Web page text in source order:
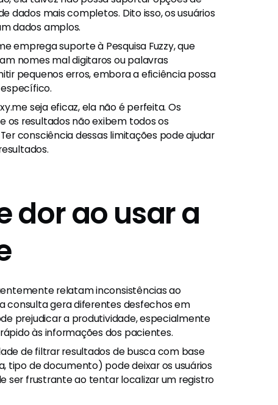
dados mais completos. Dito isso, os usuários
dados amplos.
emprega suporte à Pesquisa Fuzzy, que
nomes mal digitaros ou palavras
pequenos erros, embora a eficiência possa
seja eficaz, ela não é perfeita. Os
os resultados não exibem todos os
consciência dessas limitações pode ajudar
dor ao usar a
relatam inconsistências ao
consulta gera diferentes desfechos em
prejudicar a produtividade, especialmente
às informações dos pacientes.
de filtrar resultados de busca com base
de documento) pode deixar os usuários
ser frustrante ao tentar localizar um registro